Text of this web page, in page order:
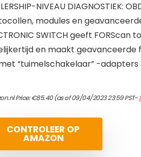
NIVEAU DIAGNOSTIEK:
modules en
SWITCH geeft
en maakt geavanceerde
“tuimelschakelaar” -adapters
Price:€85.40(as of 09/04/2023 23:59 PST-
CONTROLEER OP
AMAZON